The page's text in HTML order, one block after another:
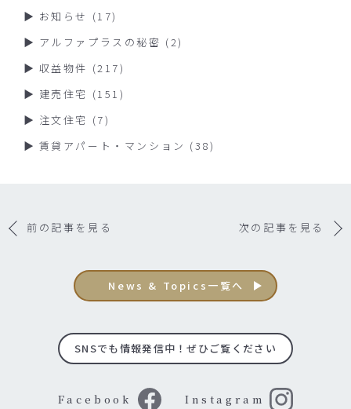
お知らせ (17)
アルファプラスの秘密 (2)
収益物件 (217)
建売住宅 (151)
注文住宅 (7)
賃貸アパート・マンション (38)
前の記事を見る 次の記事を見る
News & Topics一覧へ
SNSでも情報発信中！ぜひご覧ください
Facebook Instagram